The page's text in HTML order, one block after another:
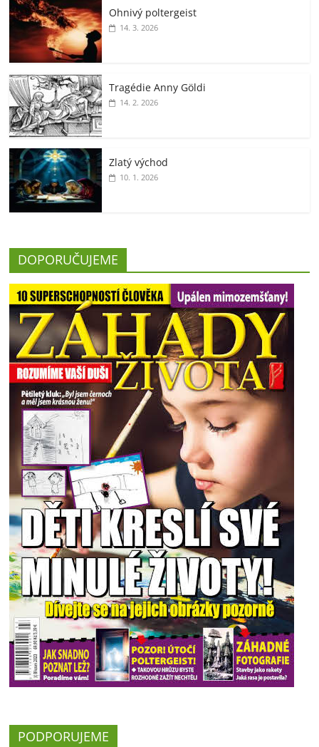
Ohnivý poltergeist
14. 3. 2026
Tragédie Anny Göldi
14. 2. 2026
Zlatý východ
10. 1. 2026
DOPORUČUJEME
PODPORUJEME